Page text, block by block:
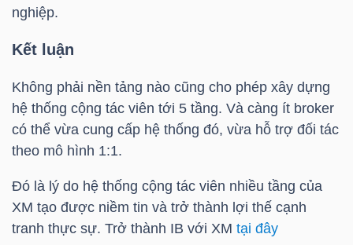
nghiệp.
Kết luận
Không phải nền tảng nào cũng cho phép xây dựng
hệ thống cộng tác viên tới 5 tầng. Và càng ít broker
có thể vừa cung cấp hệ thống đó, vừa hỗ trợ đối tác
theo mô hình 1:1.
Đó là lý do hệ thống cộng tác viên nhiều tầng của
XM tạo được niềm tin và trở thành lợi thế cạnh
tranh thực sự. Trở thành IB với XM tại đây
TRUY
DỮ
LIỆU
Ngành
(-)
VS-
SECTOR